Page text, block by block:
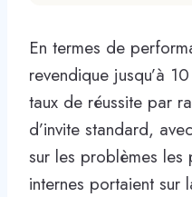
En termes de
revendique jusqu’à
taux de réussite par
d’invite standard,
sur les problèmes les
internes portaient sur